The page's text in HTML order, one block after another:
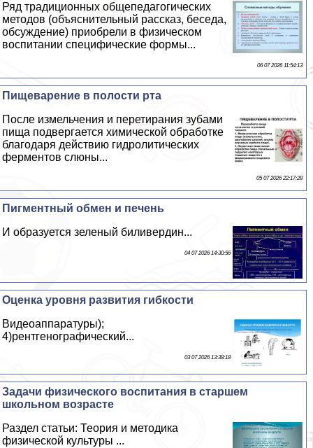
Ряд традиционных общепедагогических
методов (объяснительный рассказ, беседа,
обсуждение) приобрели в физическом
воспитании специфические формы...
06 07 2026 11:54:13
Пищеварение в полости рта
После измельчения и перетирания зубами
пища подвергается химической обработке
благодаря действию гидролитических
ферментов слюны...
05 07 2026 22:17:28
Пигментный обмен и печень
И образуется зеленый биливердин...
04 07 2026 14:30:56
Оценка уровня развития гибкости
Видеоаппаратуры);
4)рентгенографический...
03 07 2026 13:38:18
Задачи физического воспитания в старшем
школьном возрасте
Раздел статьи: Теория и методика
физической культуры ...